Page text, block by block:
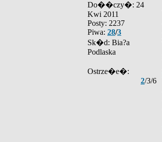
Do��czy�: 24
Kwi 2011
Posty: 2237
Piwa: 28/3
Sk�d: Bia?a
Podlaska
Ostrze�e�:
2/3/6